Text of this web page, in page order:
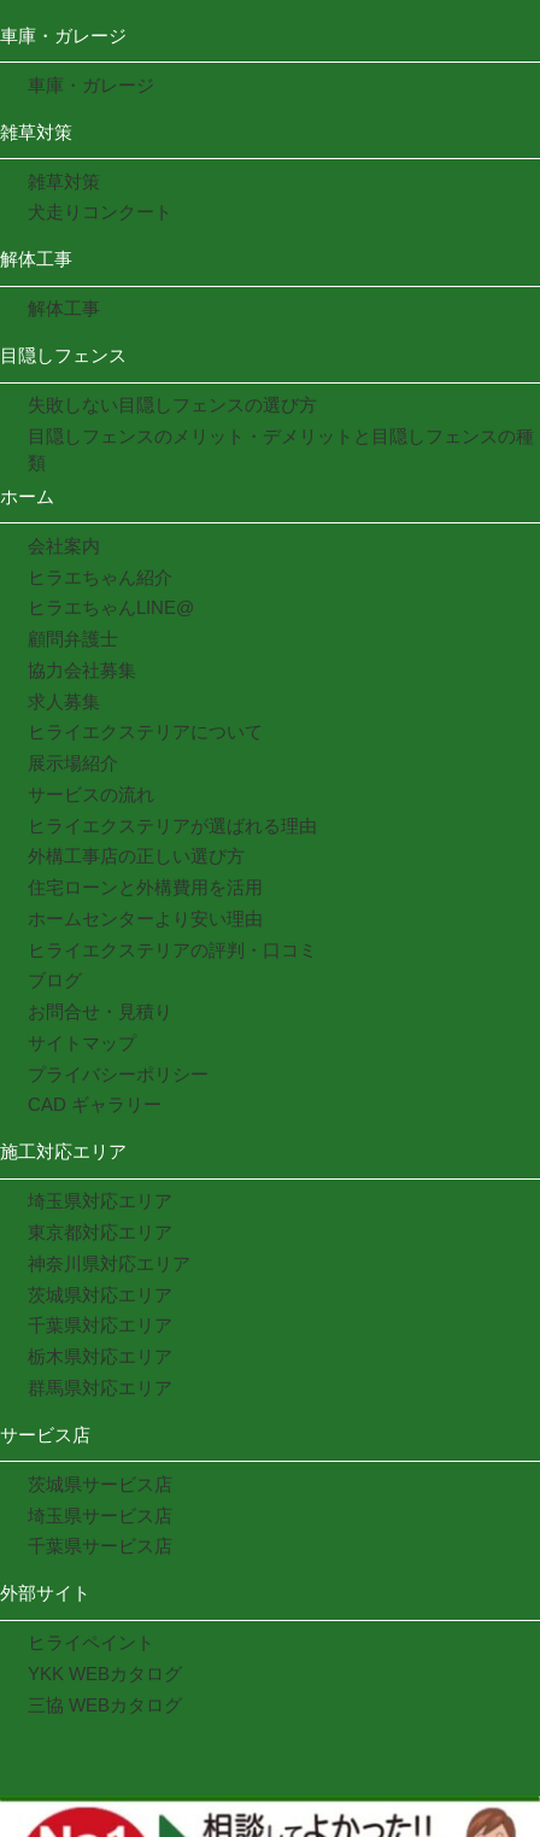
車庫・ガレージ
車庫・ガレージ
雑草対策
雑草対策
犬走りコンクート
解体工事
解体工事
目隠しフェンス
失敗しない目隠しフェンスの選び方
目隠しフェンスのメリット・デメリットと目隠しフェンスの種
類
ホーム
会社案内
ヒラエちゃん紹介
ヒラエちゃんLINE@
顧問弁護士
協力会社募集
求人募集
ヒライエクステリアについて
展示場紹介
サービスの流れ
ヒライエクステリアが選ばれる理由
外構工事店の正しい選び方
住宅ローンと外構費用を活用
ホームセンターより安い理由
ヒライエクステリアの評判・口コミ
ブログ
お問合せ・見積り
サイトマップ
プライバシーポリシー
CAD ギャラリー
施工対応エリア
埼玉県対応エリア
東京都対応エリア
神奈川県対応エリア
茨城県対応エリア
千葉県対応エリア
栃木県対応エリア
群馬県対応エリア
サービス店
茨城県サービス店
埼玉県サービス店
千葉県サービス店
外部サイト
ヒライペイント
YKK WEBカタログ
三協 WEBカタログ